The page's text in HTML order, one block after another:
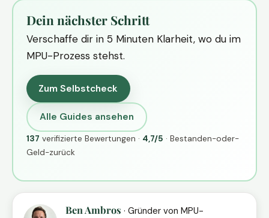
Dein nächster Schritt
Verschaffe dir in 5 Minuten Klarheit, wo du im
MPU-Prozess stehst.
Zum Selbstcheck
Alle Guides ansehen
137 verifizierte Bewertungen · 4,7/5 · Bestanden-oder-
Geld-zurück
Ben Ambros · Gründer von MPU-